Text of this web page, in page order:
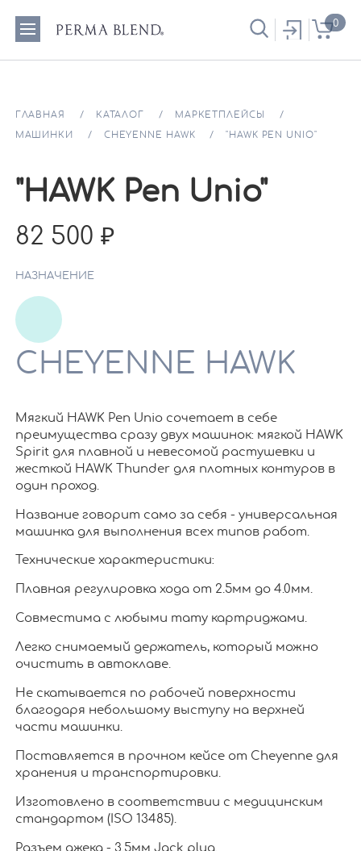
0
ГЛАВНАЯ КАТАЛОГ МАРКЕТПЛЕЙСЫ
МАШИНКИ CHEYENNE HAWK "HAWK PEN UNIO"
"HAWK Pen Unio"
82 500
НАЗНАЧЕНИЕ
CHEYENNE HAWK
Мягкий HAWK Pen Unio сочетает в себе
преимущества сразу двух машинок: мягкой HAWK
Spirit для плавной и невесомой растушевки и
жесткой HAWK Thunder для плотных контуров в
один проход.
Название говорит само за себя - универсальная
машинка для выполнения всех типов работ.
Технические характеристики:
Плавная регулировка хода от 2.5мм до 4.0мм.
Совместима с любыми тату картриджами.
Легко снимаемый держатель, который можно
очистить в автоклаве.
Не скатывается по рабочей поверхности
благодаря небольшому выступу на верхней
части машинки.
Поставляется в прочном кейсе от Cheyenne для
хранения и транспортировки.
Изготовлено в соответствии с медицинским
стандартом (ISO 13485).
Разъем джека - 3.5мм Jack plug.